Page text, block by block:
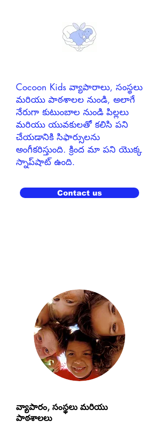
Cocoon Kids వ్యాపారాలు, సంస్థలు
మరియు పాఠశాలల నుండి, అలాగే
నేరుగా కుటుంబాల నుండి పిల్లలు
మరియు యువకులతో కలిసి పని
చేయడానికి సిఫార్సులను
అంగీకరిస్తుంది. క్రింద మా పని యొక్క
స్నాప్‌షాట్ ఉంది.
Contact us
వ్యాపారం, సంస్థలు మరియు
పాఠశాలలు